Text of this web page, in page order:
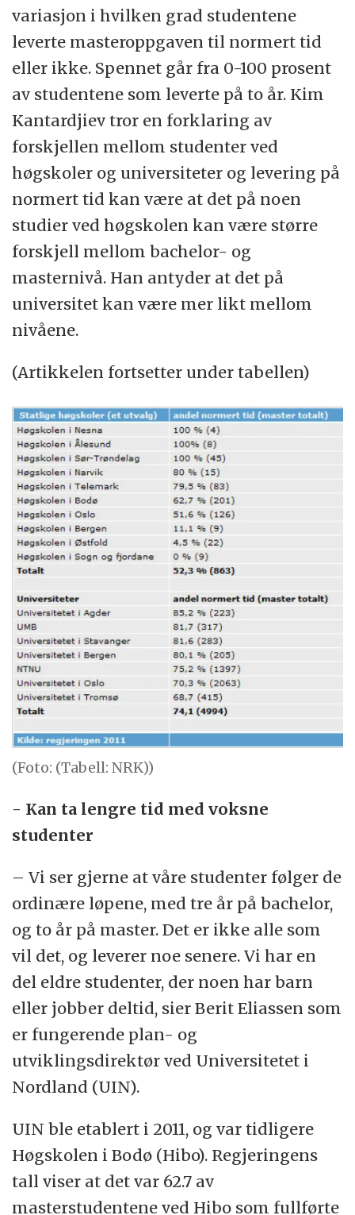
variasjon i hvilken grad studentene
leverte masteroppgaven til normert tid
eller ikke. Spennet går fra 0-100 prosent
av studentene som leverte på to år. Kim
Kantardjiev tror en forklaring av
forskjellen mellom studenter ved
høgskoler og universiteter og levering på
normert tid kan være at det på noen
studier ved høgskolen kan være større
forskjell mellom bachelor- og
masternivå. Han antyder at det på
universitet kan være mer likt mellom
nivåene.
(Artikkelen fortsetter under tabellen)
(Foto: (Tabell: NRK))
- Kan ta lengre tid med voksne
studenter
– Vi ser gjerne at våre studenter følger de
ordinære løpene, med tre år på bachelor,
og to år på master. Det er ikke alle som
vil det, og leverer noe senere. Vi har en
del eldre studenter, der noen har barn
eller jobber deltid, sier Berit Eliassen som
er fungerende plan- og
utviklingsdirektør ved Universitetet i
Nordland (UIN).
UIN ble etablert i 2011, og var tidligere
Høgskolen i Bodø (Hibo). Regjeringens
tall viser at det var 62.7 av
masterstudentene ved Hibo som fullførte